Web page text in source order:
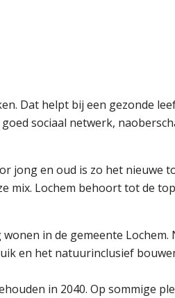
Dat helpt bij een gezonde
sociaal netwerk,
jong en oud is zo het nieuwe
mix. Lochem behoort tot de
in de gemeente
en het natuurinclusief
in 2040. Op sommige